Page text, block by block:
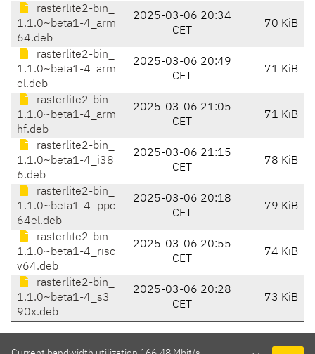
rasterlite2-bin_
1.1.0~beta1-4_arm
64.deb
2025-03-06 20:34
CET
70 KiB
rasterlite2-bin_
1.1.0~beta1-4_arm
el.deb
2025-03-06 20:49
CET
71 KiB
rasterlite2-bin_
1.1.0~beta1-4_arm
hf.deb
2025-03-06 21:05
CET
71 KiB
rasterlite2-bin_
1.1.0~beta1-4_i38
6.deb
2025-03-06 21:15
CET
78 KiB
rasterlite2-bin_
1.1.0~beta1-4_ppc
64el.deb
2025-03-06 20:18
CET
79 KiB
rasterlite2-bin_
1.1.0~beta1-4_risc
v64.deb
2025-03-06 20:55
CET
74 KiB
rasterlite2-bin_
1.1.0~beta1-4_s3
90x.deb
2025-03-06 20:28
CET
73 KiB